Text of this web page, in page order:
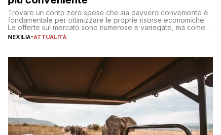
Trovare un conto zero spese che sia davvero conveniente è
fondamentale per ottimizzare le proprie risorse economiche.
Le offerte sul mercato sono numerose e variegate, ma come
individuare quella più adatta alle proprie esigenze senza
sul […]
NEXILIA-ATTUALITÀ